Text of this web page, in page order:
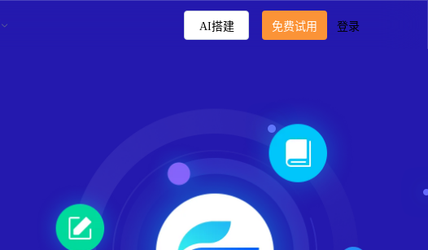
AI搭建 免费试用 登录